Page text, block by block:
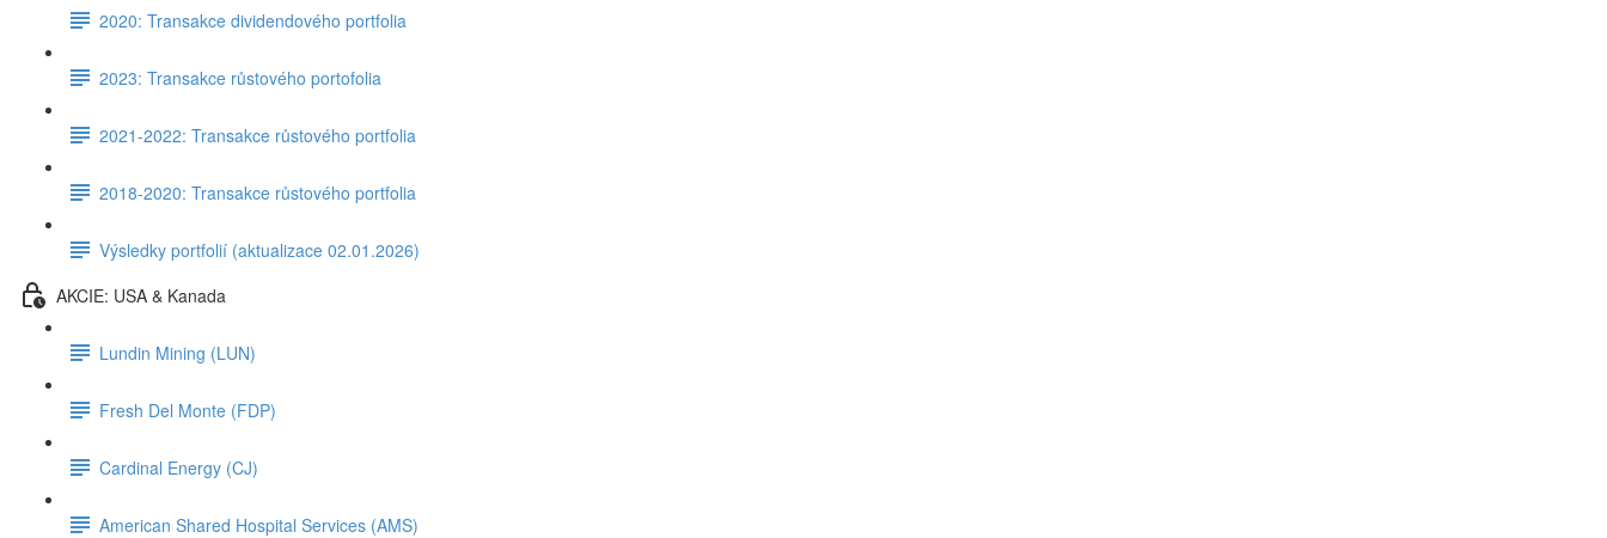
2020: Transakce dividendového portfolia
2023: Transakce růstového portofolia
2021-2022: Transakce růstového portfolia
2018-2020: Transakce růstového portfolia
Výsledky portfolií (aktualizace 02.01.2026)
AKCIE: USA & Kanada
Lundin Mining (LUN)
Fresh Del Monte (FDP)
Cardinal Energy (CJ)
American Shared Hospital Services (AMS)